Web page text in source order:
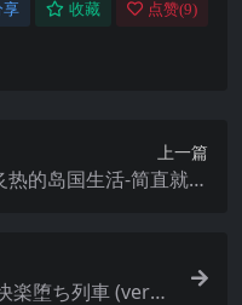
享 收藏 点赞(9)
上一篇
的岛国生活-简直就是
楽堕ち列車 (ver20